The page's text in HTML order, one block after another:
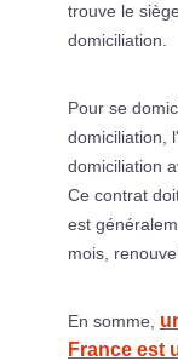
trouve le
domiciliation.
Pour se
domiciliation,
domiciliation
Ce contrat
est
mois,
En somme,
France est